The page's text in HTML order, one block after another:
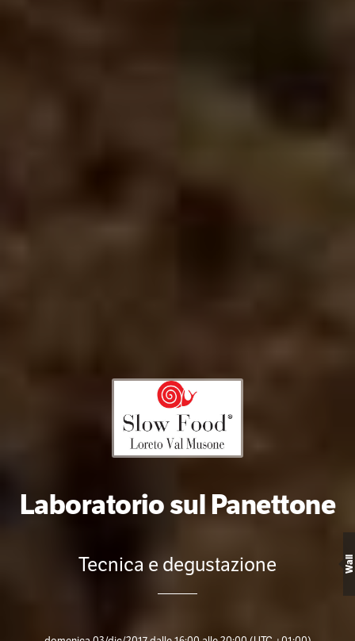
Laboratorio sul Panettone
Tecnica e degustazione Wall